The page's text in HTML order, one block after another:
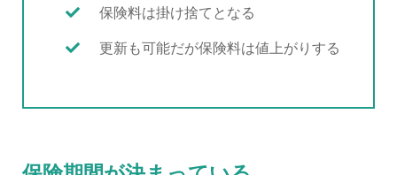
保険料は掛け捨てとなる
更新も可能だが保険料は値上がりする